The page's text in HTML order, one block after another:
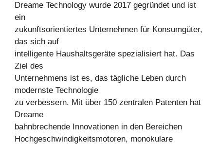
Dreame Technology wurde 2017 gegründet und ist
ein
zukunftsorientiertes Unternehmen für Konsumgüter,
das sich auf
intelligente Haushaltsgeräte spezialisiert hat. Das
Ziel des
Unternehmens ist es, das tägliche Leben durch
modernste Technologie
zu verbessern. Mit über 150 zentralen Patenten hat
Dreame
bahnbrechende Innovationen in den Bereichen
Hochgeschwindigkeitsmotoren, monokulare